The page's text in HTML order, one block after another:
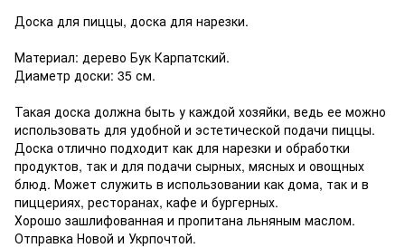
Доска для пиццы, доска для нарезки.
Материал: дерево Бук Карпатский.
Диаметр доски: 35 см.
Такая доска должна быть у каждой хозяйки, ведь ее можно
использовать для удобной и эстетической подачи пиццы.
Доска отлично подходит как для нарезки и обработки
продуктов, так и для подачи сырных, мясных и овощных
блюд. Может служить в использовании как дома, так и в
пиццериях, ресторанах, кафе и бургерных.
Хорошо зашлифованная и пропитана льняным маслом.
Отправка Новой и Укрпочтой.